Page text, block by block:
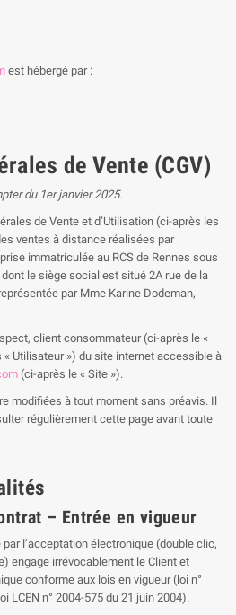
est hébergé par :
de Vente (CGV)
du 1er janvier 2025.
de Vente et d’Utilisation (ci-après les
ventes à distance réalisées par
immatriculée au RCS de Rennes sous
le siège social est situé 2A rue de la
par Mme Karine Dodeman,
client consommateur (ci-après le «
Utilisateur ») du site internet accessible à
(ci-après le « Site »).
modifiées à tout moment sans préavis. Il
régulièrement cette page avant toute
– Entrée en vigueur
l’acceptation électronique (double clic,
engage irrévocablement le Client et
conforme aux lois en vigueur (loi n°
LCEN n° 2004-575 du 21 juin 2004).